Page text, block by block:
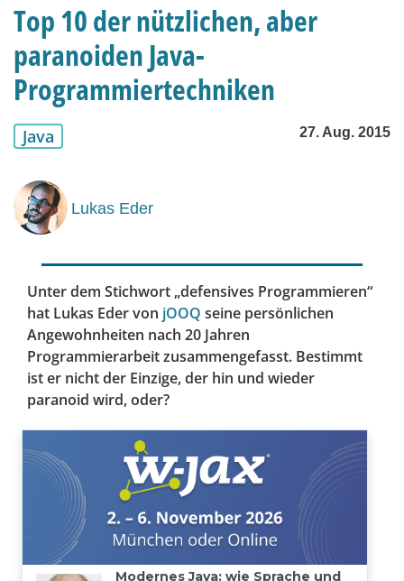
Top 10 der nützlichen, aber
paranoiden Java-
Programmiertechniken
Java 27. Aug. 2015
Lukas Eder
Unter dem Stichwort „defensives Programmieren“
hat Lukas Eder von jOOQ seine persönlichen
Angewohnheiten nach 20 Jahren
Programmierarbeit zusammengefasst. Bestimmt
ist er nicht der Einzige, der hin und wieder
paranoid wird, oder?